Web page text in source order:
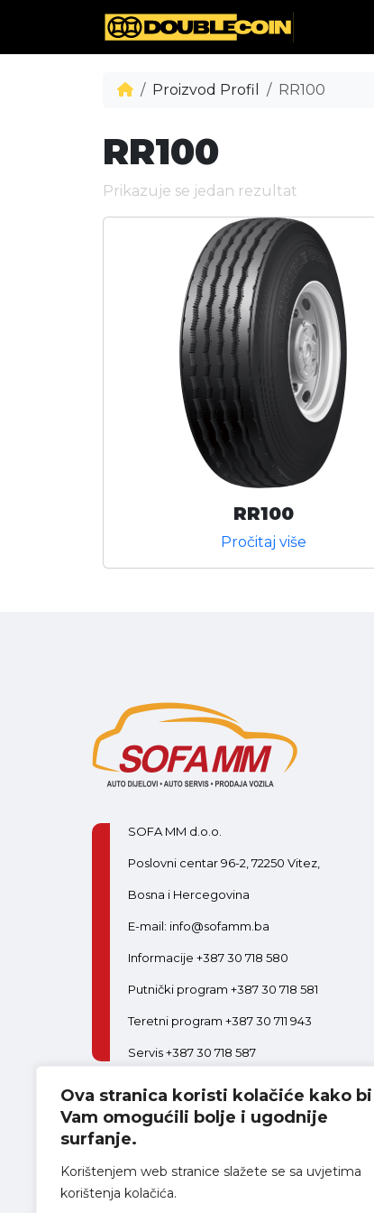
Ova stranica koristi kolačiće kako bi
Vam omogućili bolje i ugodnije
surfanje.
Korištenjem web stranice slažete se sa uvjetima
korištenja kolačića.
Proizvod Profil RR100
RR100
Prikazuje se jedan rezultat
RR100
Pročitaj više
SOFA MM d.o.o.
Poslovni centar 96-2, 72250 Vitez,
Bosna i Hercegovina
E-mail: info@sofamm.ba
Informacije +387 30 718 580
Putnički program +387 30 718 581
Teretni program +387 30 711 943
Servis +387 30 718 587
PON-PET:08:00-16:30SUB:08:00-14:00
Postani dio tima